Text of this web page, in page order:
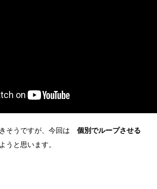
そうですが、今回は 個別でループさせる
うと思います。